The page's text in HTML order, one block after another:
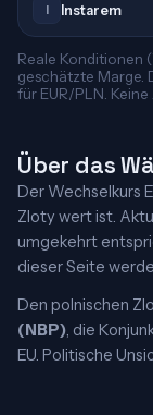
I Instarem
Reale Konditionen
geschätzte Marge.
für EUR/PLN.
Über das
Der Wechselkurs
Zloty wert ist.
umgekehrt
dieser Seite
Den polnischen
(NBP), die
EU. Politische